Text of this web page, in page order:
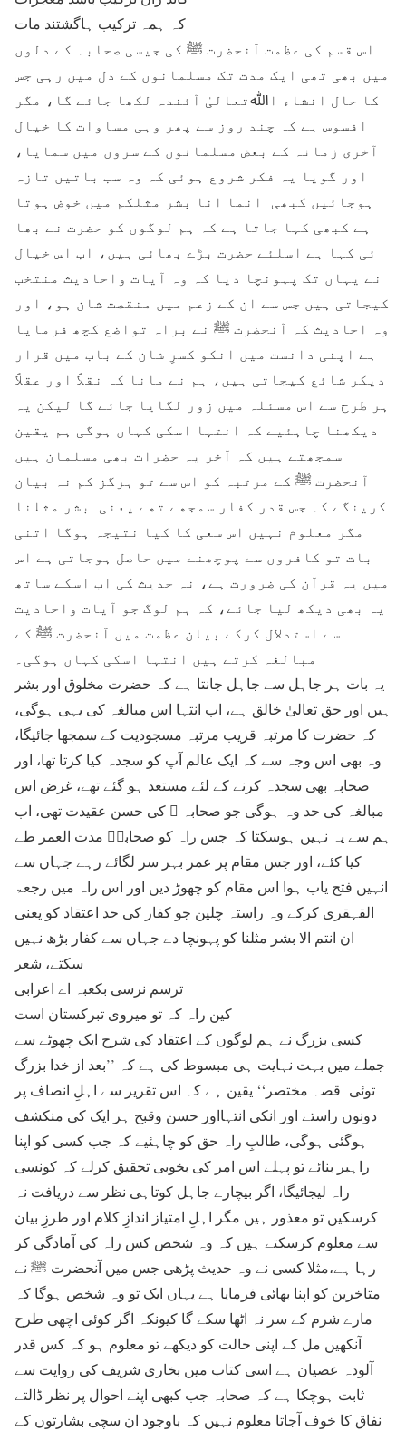
کہ ہمہ ترکیب ہاگشتند مات
اس قسم کی عظمت آنحضرت ﷺ کی جیسی صحابہ کے دلوں
میں بھی تھی ایک مدت تک مسلمانوں کے دل میں رہی جس
کا حال انشاء اﷲتعالیٰ آئندہ لکھا جائے گا، مگر
افسوس ہے کہ چند روز سے پھر وہی مساوات کا خیال
آخری زمانہ کے بعض مسلمانوں کے سروں میں سمایا،
اور گویا یہ فکر شروع ہوئی کہ وہ سب باتیں تازہ
ہوجائیں کبھی انما انا بشر مثلکم میں خوض ہوتا
ہے کبھی کہا جاتا ہے کہ ہم لوگوں کو حضرت نے بھا
ئی کہا ہے اسلئے حضرت بڑے بھائی ہیں، اب اس خیال
نے یہاں تک پہونچا دیا کہ وہ آیات واحادیث منتخب
کیجاتی ہیں جس سے ان کے زعم میں منقصت شان ہو، اور
وہ احادیث کہ آنحضرت ﷺ نے براہ تواضع کچھ فرمایا
ہے اپنی دانست میں انکو کسرِ شان کے باب میں قرار
دیکر شائع کیجاتی ہیں، ہم نے مانا کہ نقلاً اور عقلاً
ہر طرح سے اس مسئلہ میں زور لگایا جائے گا لیکن یہ
دیکھنا چاہئیے کہ انتہا اسکی کہاں ہوگی ہم یقین
سمجھتے ہیں کہ آخر یہ حضرات بھی مسلمان ہیں
آنحضرت ﷺ کے مرتبہ کو اس سے تو ہرگز کم نہ بیان
کرینگے کہ جس قدر کفار سمجھے تھے یعنی بشر مثلنا
مگر معلوم نہیں اس سعی کا کیا نتیجہ ہوگا اتنی
بات تو کافروں سے پوچھنے میں حاصل ہوجاتی ہے اس
میں یہ قرآن کی ضرورت ہے، نہ حدیث کی اب اسکے ساتھ
یہ بھی دیکھ لیا جائے، کہ ہم لوگ جو آیات واحادیث
سے استدلال کرکے بیان عظمت میں آنحضرت ﷺ کے
مبالغہ کرتے ہیں انتہا اسکی کہاں ہوگی۔
یہ بات ہر جاہل سے جاہل جانتا ہے کہ حضرت مخلوق اور بشر
ہیں اور حق تعالیٰ خالق ہے، اب انتہا اس مبالغہ کی یہی ہوگی،
کہ حضرت کا مرتبہ قریب مرتبہ مسجودیت کے سمجھا جائیگا،
وہ بھی اس وجہ سے کہ ایک عالم آپ کو سجدہ کیا کرتا تھا، اور
صحابہ بھی سجدہ کرنے کے لئے مستعد ہو گئے تھے، غرض اس
مبالغہ کی حد وہ ہوگی جو صحابہ ؒ کی حسن عقیدت تھی، اب
ہم سے یہ نہیں ہوسکتا کہ جس راہ کو صحابہؒ مدت العمر طے
کیا کئے، اور جس مقام پر عمر بہر سر لگائے رہے جہاں سے
انہیں فتح یاب ہوا اس مقام کو چھوڑ دیں اور اس راہ میں رجعۃ
القہقری کرکے وہ راستہ چلین جو کفار کی حد اعتقاد کو یعنی
ان انتم الا بشر مثلنا کو پہونچا دے جہاں سے کفار بڑھ نہیں
سکتے، شعر
ترسم نرسی بکعبہ اے اعرابی
کین راہ کہ تو میروی تبرکستان است
کسی بزرگ نے ہم لوگوں کے اعتقاد کی شرح ایک چھوٹے سے
جملے میں بہت نہایت ہی مبسوط کی ہے کہ ’’بعد از خدا بزرگ
توئی قصہ مختصر‘‘ یقین ہے کہ اس تقریر سے اہلِ انصاف پر
دونوں راستے اور انکی انتہااور حسن وقبح ہر ایک کی منکشف
ہوگئی ہوگی، طالبِ راہ حق کو چاہئیے کہ جب کسی کو اپنا
راہبر بنائے تو پہلے اس امر کی بخوبی تحقیق کرلے کہ کونسی
راہ لیجائیگا، اگر بیچارے جاہل کوتاہی نظر سے دریافت نہ
کرسکیں تو معذور ہیں مگر اہلِ امتیاز اندازِ کلام اور طرزِ بیان
سے معلوم کرسکتے ہیں کہ وہ شخص کس راہ کی آمادگی کر
رہا ہے،مثلا کسی نے وہ حدیث پڑھی جس میں آنحضرت ﷺ نے
متاخرین کو اپنا بھائی فرمایا ہے یہاں ایک تو وہ شخص ہوگا کہ
مارے شرم کے سر نہ اٹھا سکے گا کیونکہ اگر کوئی اچھی طرح
آنکھیں مل کے اپنی حالت کو دیکھے تو معلوم ہو کہ کس قدر
آلودہ عصیان ہے اسی کتاب میں بخاری شریف کی روایت سے
ثابت ہوچکا ہے کہ صحابہ جب کبھی اپنے احوال پر نظر ڈالتے
نفاق کا خوف آجاتا معلوم نہیں کہ باوجود ان سچی بشارتوں کے